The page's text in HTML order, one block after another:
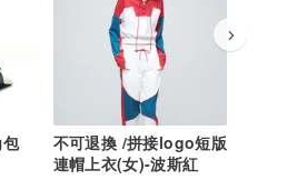
不可退換 /拼接logo短版
連帽上衣(女)-波斯紅